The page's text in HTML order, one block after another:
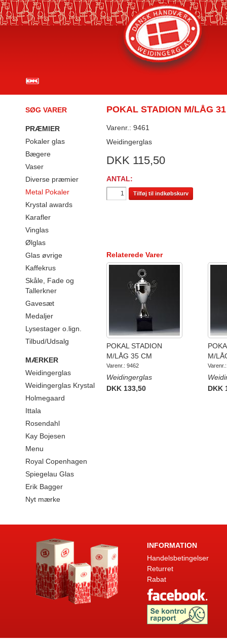
SØG VARER
PRÆMIER
Pokaler glas
Bægere
Vaser
Diverse præmier
Metal Pokaler
Krystal awards
Karafler
Vinglas
Ølglas
Glas øvrige
Kaffekrus
Skåle, Fade og
Tallerkner
Gavesæt
Medaljer
Lysestager o.lign.
Tilbud/Udsalg
MÆRKER
Weidingerglas
Weidingerglas Krystal
Holmegaard
Ittala
Rosendahl
Kay Bojesen
Menu
Royal Copenhagen
Spiegelau Glas
Erik Bagger
Nyt mærke
POKAL STADION M/LÅG
Varenr.: 9461
Weidingerglas
DKK 115,50
ANTAL:
Tilføj til indkøbskurv
Relaterede Varer
POKAL STADION
M/LÅG 35 CM
Varenr.: 9462
Weidingerglas
DKK 133,50
M/
DKK
INFORMATION
Handelsbetingelser
Returret
Rabat